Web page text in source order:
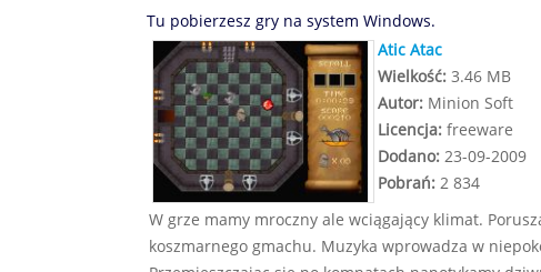
Tu pobierzesz gry na system Windows.
Atic Atac
Wielkość:3.46 MB
Autor:Minion Soft
Licencja:freeware
Dodano:23-09-2009
Pobrań:2 834
W grze mamy mroczny ale wciągający klimat.
koszmarnego gmachu. Muzyka wprowadza w